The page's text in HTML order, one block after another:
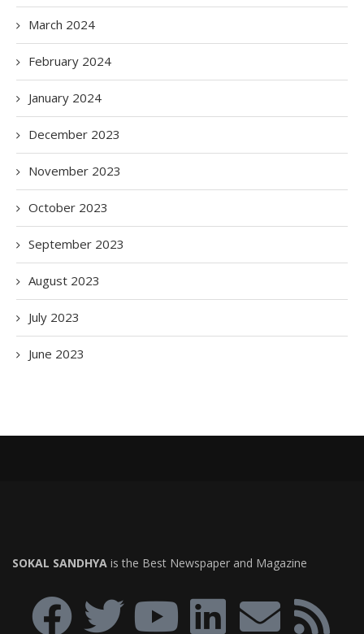
March 2024
February 2024
January 2024
December 2023
November 2023
October 2023
September 2023
August 2023
July 2023
June 2023
SOKAL SANDHYA is the Best Newspaper and Magazine